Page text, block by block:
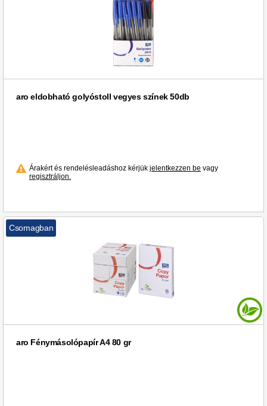
aro eldobható golyóstoll vegyes színek 50db
Árakért és rendelésleadáshoz kérjük jelentkezzen be vagy
regisztráljon.
Csomagban
aro Fénymásolópapír A4 80 gr